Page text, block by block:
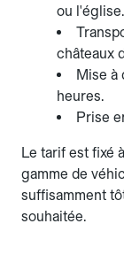
ou l'église.
châteaux
Mise à
heures.
Prise
Le tarif est fixé
gamme de
suffisamment
souhaitée.